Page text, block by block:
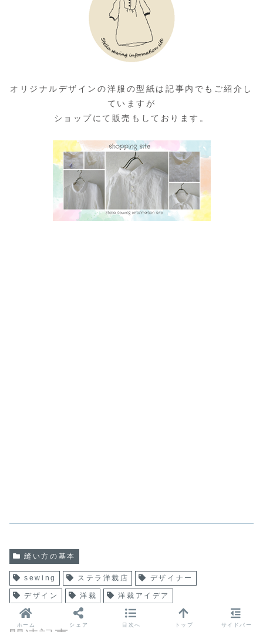
オリジナルデザインの洋服の型紙は記事内でもご紹介し
ていますが
ショップにて販売もしております。
縫い方の基本
sewing ステラ洋裁店 デザイナー
デザイン 洋裁 洋裁アイデア
ホーム シェア 目次へ トップ サイドバー